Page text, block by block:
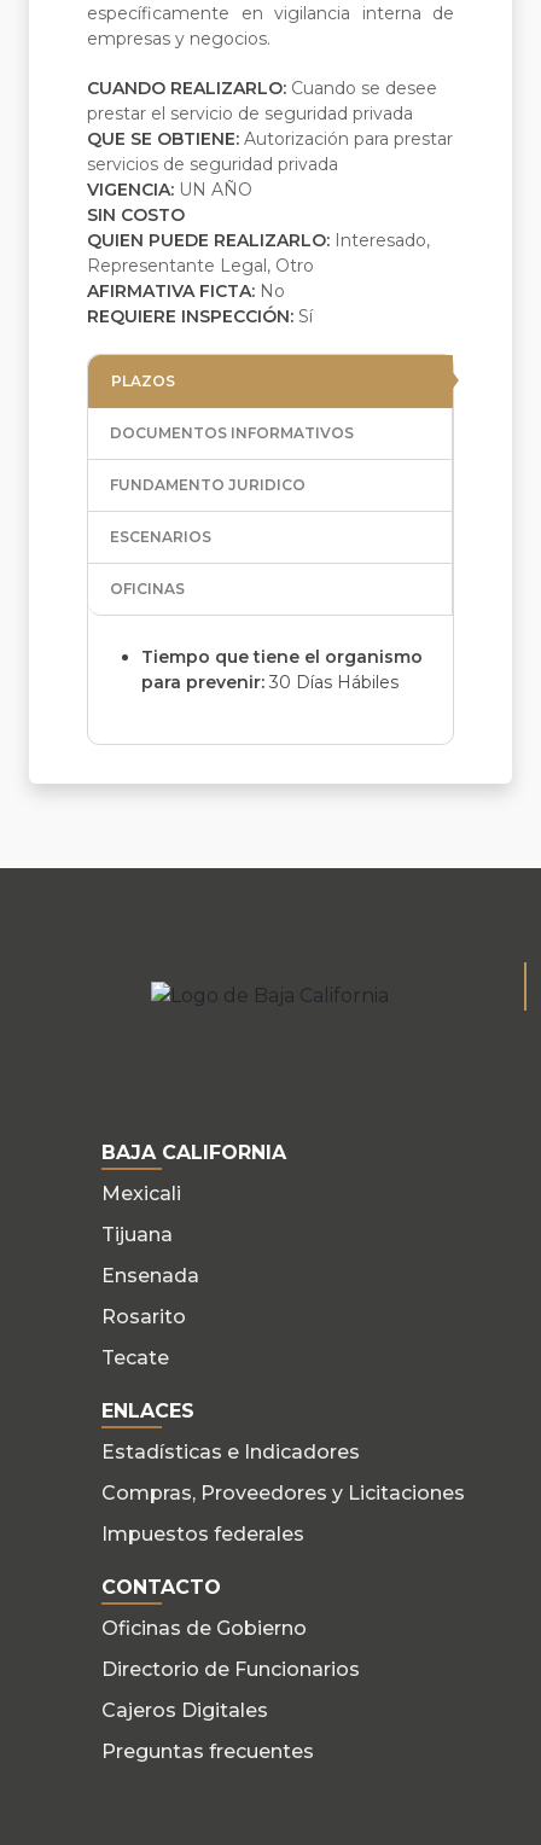
específicamente en vigilancia interna de
empresas y negocios.
CUANDO REALIZARLO: Cuando se desee
prestar el servicio de seguridad privada
QUE SE OBTIENE: Autorización para prestar
servicios de seguridad privada
VIGENCIA: UN AÑO
SIN COSTO
QUIEN PUEDE REALIZARLO: Interesado,
Representante Legal, Otro
AFIRMATIVA FICTA: No
REQUIERE INSPECCIÓN: Sí
PLAZOS
DOCUMENTOS INFORMATIVOS
FUNDAMENTO JURIDICO
ESCENARIOS
OFICINAS
Tiempo que tiene el organismo
para prevenir: 30 Días Hábiles
BAJA CALIFORNIA
Mexicali
Tijuana
Ensenada
Rosarito
Tecate
ENLACES
Estadísticas e Indicadores
Compras, Proveedores y Licitaciones
Impuestos federales
CONTACTO
Oficinas de Gobierno
Directorio de Funcionarios
Cajeros Digitales
Preguntas frecuentes